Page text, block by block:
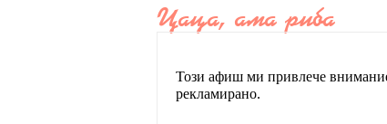
Цаца, ама риба
Този афиш ми привлече
рекламирано.